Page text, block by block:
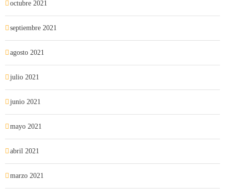
octubre 2021
septiembre 2021
agosto 2021
julio 2021
junio 2021
mayo 2021
abril 2021
marzo 2021